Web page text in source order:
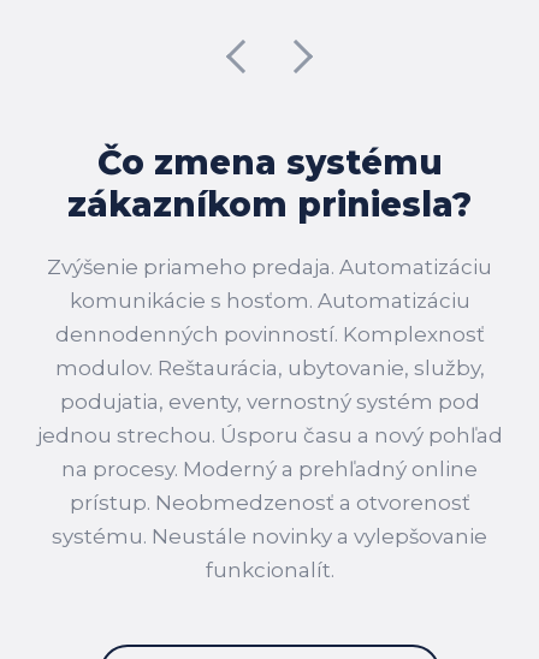
Čo zmena systému
zákazníkom priniesla?
Zvýšenie priameho predaja. Automatizáciu
komunikácie s hosťom. Automatizáciu
dennodenných povinností. Komplexnosť
modulov. Reštaurácia, ubytovanie, služby,
podujatia, eventy, vernostný systém pod
jednou strechou. Úsporu času a nový pohľad
na procesy. Moderný a prehľadný online
prístup. Neobmedzenosť a otvorenosť
systému. Neustále novinky a vylepšovanie
funkcionalít.